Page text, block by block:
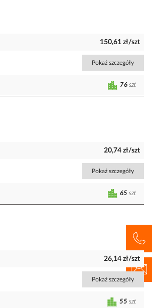
150,61 zł/szt
Pokaż szczegóły
76 szt
20,74 zł/szt
Pokaż szczegóły
65 szt
26,14 zł/szt
Pokaż szczegóły
55 szt